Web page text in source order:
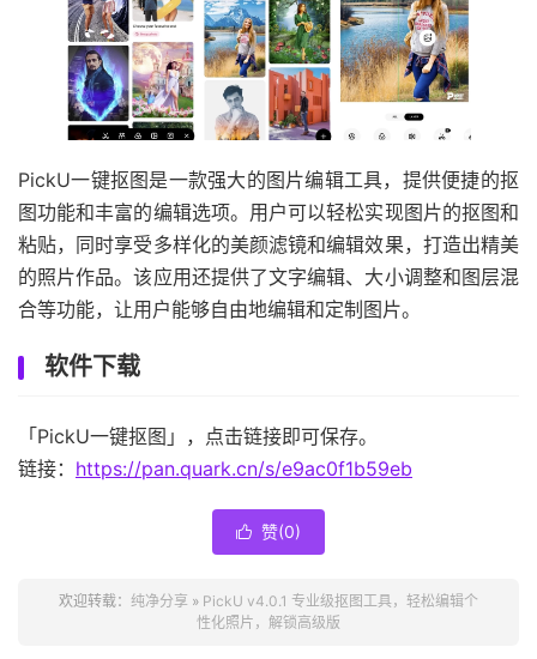
PickU一键抠图是一款强大的图片编辑工具，提供便捷的抠
图功能和丰富的编辑选项。用户可以轻松实现图片的抠图和
粘贴，同时享受多样化的美颜滤镜和编辑效果，打造出精美
的照片作品。该应用还提供了文字编辑、大小调整和图层混
合等功能，让用户能够自由地编辑和定制图片。
软件下载
「PickU一键抠图」，点击链接即可保存。
链接： https://pan.quark.cn/s/e9ac0f1b59eb
 赞(0)
欢迎转载： 纯净分享 » PickU v4.0.1 专业级抠图工具，轻松编辑个
性化照片，解锁高级版